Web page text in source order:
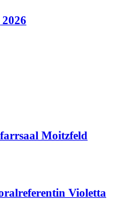
Moitzfeld
Violetta